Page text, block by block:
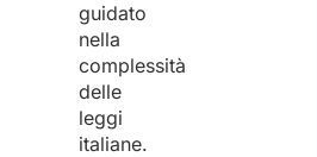
guidato
nella
complessità
delle
leggi
italiane.